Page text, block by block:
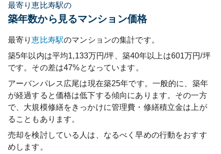
最寄り恵比寿駅の
築年数から見るマンション価格
最寄り恵比寿駅のマンションの集計です。
築5年以内は平均1,133万円/坪、築40年以上は601万円/坪
です。その差は47%となっています。
アーバンパレス広尾は現在築25年です。一般的に、築年
が経過すると価格は低下する傾向にあります。その一方
で、大規模修繕をきっかけに管理費・修繕積立金は上が
ることもあります。
売却を検討している人は、なるべく早めの行動をおすす
めします。